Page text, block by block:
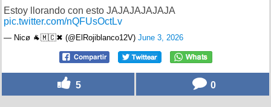
Estoy llorando con esto JAJAJAJAJAJA
pic.twitter.com/nQFUsOctLv
— Nicø 🐐🇲🇨✖ (@ElRojiblanco12V) June 3, 2026
5 0